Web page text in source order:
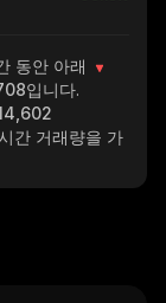
동안 아래
입니다.
간 거래량을 가